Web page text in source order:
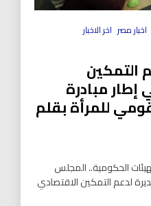
اخبار مصر اخر الاخبار
التمكين
إطار مبادرة
للمرأة بقلم
الحكومية.. المجلس
لدعم التمكين الاقتصادي